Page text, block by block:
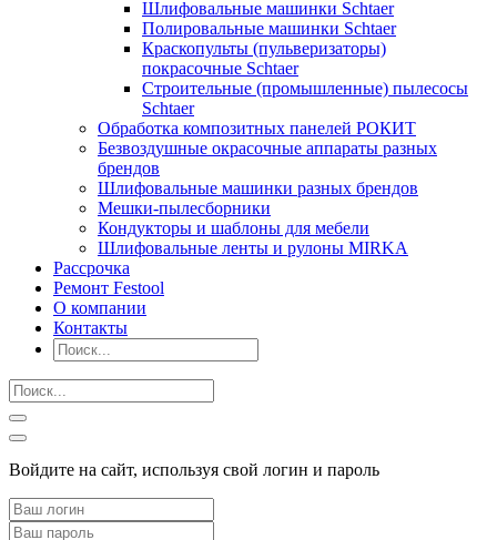
Шлифовальные машинки Schtaer
Полировальные машинки Schtaer
Краскопульты (пульверизаторы)
покрасочные Schtaer
Строительные (промышленные) пылесосы
Schtaer
Обработка композитных панелей РОКИТ
Безвоздушные окрасочные аппараты разных
брендов
Шлифовальные машинки разных брендов
Мешки-пылесборники
Кондукторы и шаблоны для мебели
Шлифовальные ленты и рулоны MIRKA
Рассрочка
Ремонт Festool
О компании
Контакты
Войдите на сайт, используя свой логин и пароль